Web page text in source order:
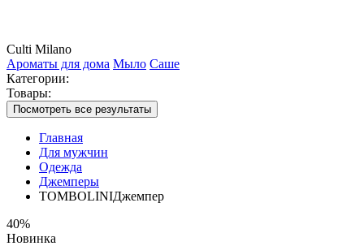
Culti Milano
Ароматы для дома Мыло Саше
Категории:
Товары:
Посмотреть все результаты
Главная
Для мужчин
Одежда
Джемперы
TOMBOLINIДжемпер
40%
Новинка